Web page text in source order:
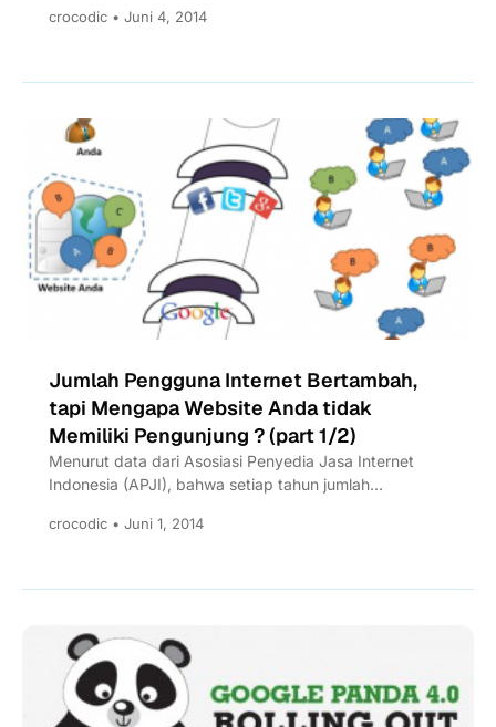
crocodic • Juni 4, 2014
Jumlah Pengguna Internet Bertambah,
tapi Mengapa Website Anda tidak
Memiliki Pengunjung ? (part 1/2)
Menurut data dari Asosiasi Penyedia Jasa Internet
Indonesia (APJI), bahwa setiap tahun jumlah
crocodic • Juni 1, 2014